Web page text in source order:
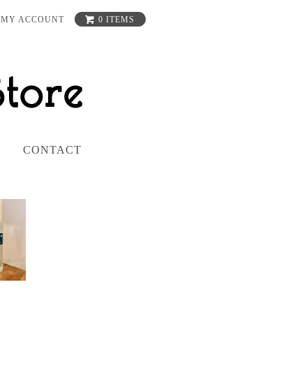
MY ACCOUNT 0 ITEMS
CONTACT